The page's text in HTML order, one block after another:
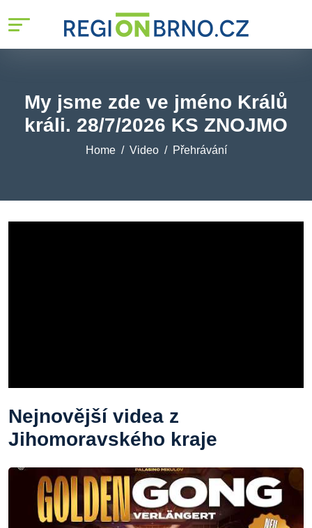
My jsme zde ve jméno Králů
králi. 28/7/2026 KS ZNOJMO
Home Video Přehrávání
Nejnovější videa z
Jihomoravského kraje